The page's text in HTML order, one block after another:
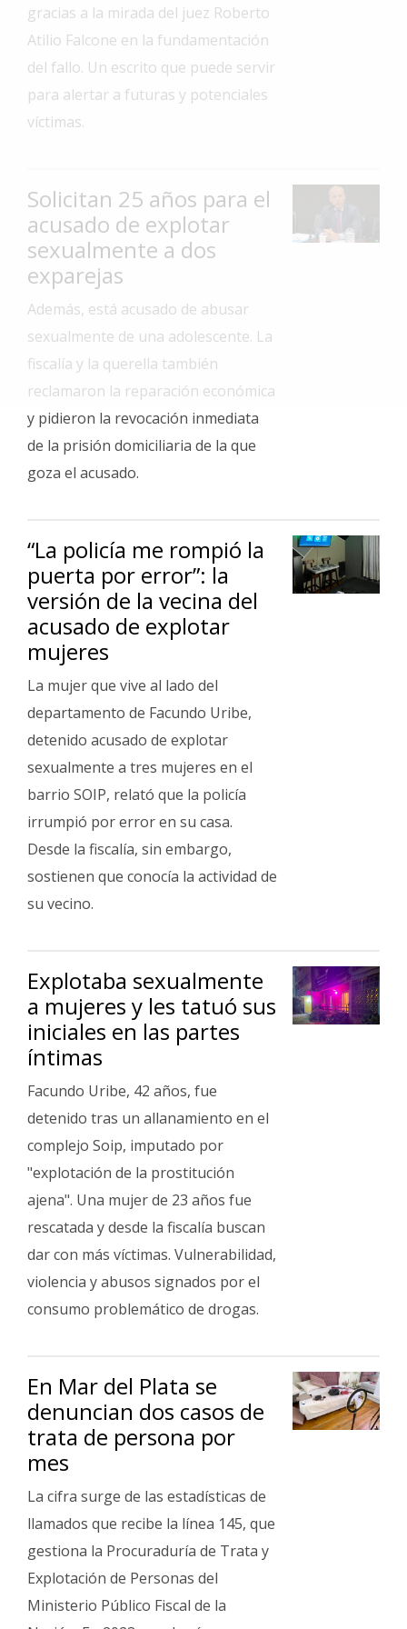
Interés
General
La
Ciudad
Deportes
Espectáculos
Cartelera
Fotos
Familia
Clasificados
Fúnebres
gracias a la mirada del juez Roberto
Atilio Falcone en la fundamentación
del fallo. Un escrito que puede servir
para alertar a futuras y potenciales
víctimas.
Solicitan 25 años para el
acusado de explotar
sexualmente a dos
exparejas
Además, está acusado de abusar
sexualmente de una adolescente. La
fiscalía y la querella también
reclamaron la reparación económica
y pidieron la revocación inmediata
de la prisión domiciliaria de la que
goza el acusado.
“La policía me rompió la
puerta por error”: la
versión de la vecina del
acusado de explotar
mujeres
La mujer que vive al lado del
departamento de Facundo Uribe,
detenido acusado de explotar
sexualmente a tres mujeres en el
barrio SOIP, relató que la policía
irrumpió por error en su casa.
Desde la fiscalía, sin embargo,
sostienen que conocía la actividad de
su vecino.
Explotaba sexualmente
a mujeres y les tatuó sus
iniciales en las partes
íntimas
Facundo Uribe, 42 años, fue
detenido tras un allanamiento en el
complejo Soip, imputado por
"explotación de la prostitución
ajena". Una mujer de 23 años fue
rescatada y desde la fiscalía buscan
dar con más víctimas. Vulnerabilidad,
violencia y abusos signados por el
consumo problemático de drogas.
En Mar del Plata se
denuncian dos casos de
trata de persona por
mes
La cifra surge de las estadísticas de
llamados que recibe la línea 145, que
gestiona la Procuraduría de Trata y
Explotación de Personas del
Ministerio Público Fiscal de la